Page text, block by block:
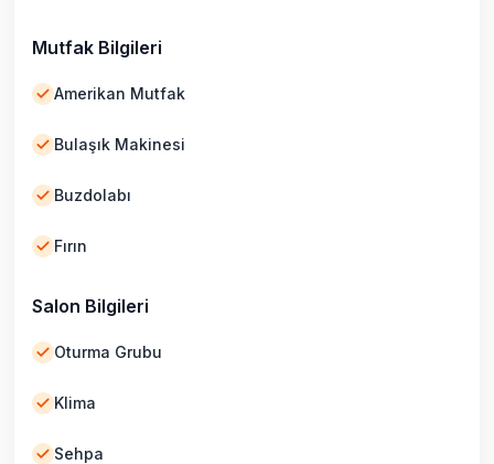
Mutfak Bilgileri
Amerikan Mutfak
Bulaşık Makinesi
Buzdolabı
Fırın
Salon Bilgileri
Oturma Grubu
Klima
Sehpa